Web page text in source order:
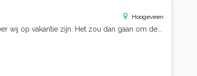
Hoogeveen
op vakantie zijn. Het zou dan gaan om de...